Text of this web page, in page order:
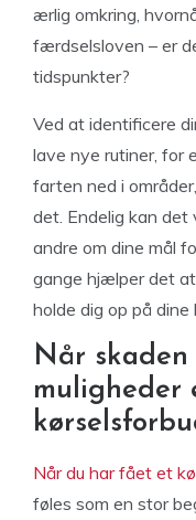
ærlig omkring,
færdselsloven – er
tidspunkter?
Ved at identificere
lave nye rutiner, for
farten ned i
det. Endelig kan
andre om dine mål
gange hjælper det
holde dig op på dine
Når skaden
muligheder
Når du har fået et
føles som en stor